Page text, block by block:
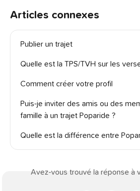
Articles connexes
Publier un trajet
Quelle est la TPS/TVH sur les
Comment créer votre profil
Puis-je inviter des amis ou des
famille à un trajet Poparide ?
Quelle est la différence entre
Avez-vous trouvé la réponse à